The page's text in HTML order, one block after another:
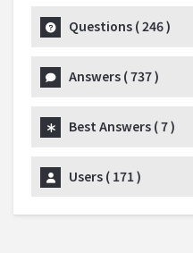
Questions (246)
Answers (737)
Best Answers (7)
Users ( 171 )